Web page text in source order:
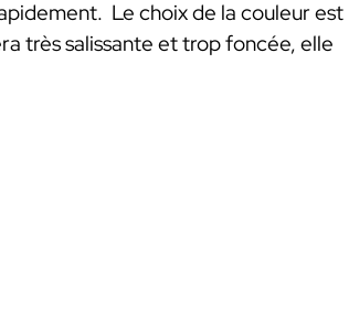
Le choix de la couleur est
très salissante et trop foncée, elle